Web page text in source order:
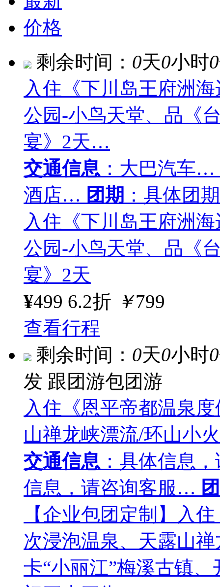
价格
剩余时间： 0天0小时0
入住《下川岛王府洲
公园-小鸟天堂、品《
宴》2天…
交通信息 ：大巴汽车…
酒店… 团期 ：具体团
入住《下川岛王府洲
公园-小鸟天堂、品《
宴》2天
¥499 6.2折 ￥799
查看行程
剩余时间： 0天0小时0
发 跟团游包团游
入住《恩平帝都温泉
山禅龙峡漂流/环山小
交通信息 ：具体信息
信息，请咨询客服…
【企业包团定制】入
次浸泡温泉、天露山
卡“小丽江”梅溪古镇